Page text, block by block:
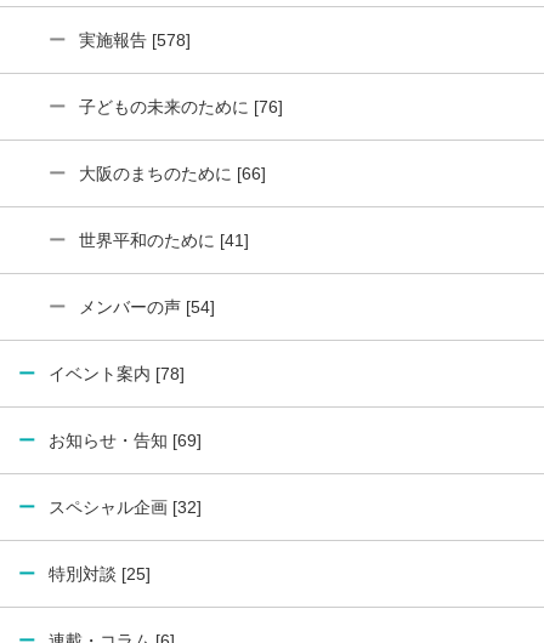
実施報告 [578]
子どもの未来のために [76]
大阪のまちのために [66]
世界平和のために [41]
メンバーの声 [54]
イベント案内 [78]
お知らせ・告知 [69]
スペシャル企画 [32]
特別対談 [25]